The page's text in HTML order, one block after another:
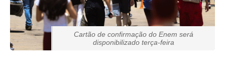
Cartão de confirmação do Enem será
disponibilizado terça-feira